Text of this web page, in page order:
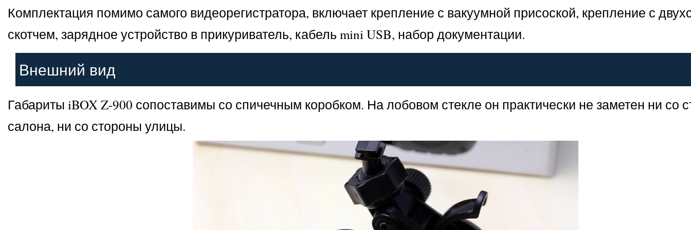
Комплектация помимо самого видеорегистратора, включает крепление с вакуумной присоской, крепление с
скотчем, зарядное устройство в прикуриватель, кабель mini USB, набор документации.
Внешний вид
Габариты iBOX Z-900 сопоставимы со спичечным коробком. На лобовом стекле он практически не заметен ни со
салона, ни со стороны улицы.